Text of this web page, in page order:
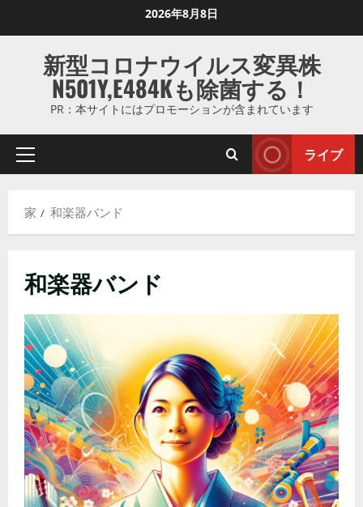
ス
ッ
ま
2026年8月8日
新型コロナウイルス変異株
N501Y,E484Kも除菌する！
PR：本サイトにはプロモーションが含まれています
プ
マ
ニ
ュ
ー
ライブ
家 和楽器バンド
和楽器バンド